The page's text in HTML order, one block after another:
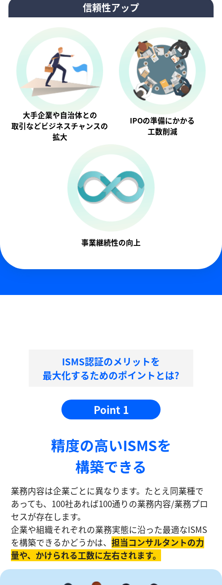
信頼性アップ
大手企業や自治体との
取引などビジネスチャンスの
拡大
IPOの準備にかかる
工数削減
事業継続性の向上
ISMS認証のメリットを
最大化するためのポイントとは?
Point 1
精度の⾼いISMSを
構築できる
業務内容は企業ごとに異なります。たとえ同業種で
あっても、100社あれば100通りの業務内容/業務プロ
セスが存在します。
企業や組織それぞれの業務実態に沿った最適なISMS
を構築できるかどうかは、担当コンサルタントの⼒
量や、かけられる工数に左右されます。